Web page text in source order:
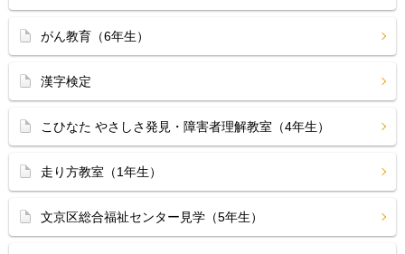
がん教育（6年生）
漢字検定
こひなた やさしさ発見・障害者理解教室（4年生）
走り方教室（1年生）
文京区総合福祉センター見学（5年生）